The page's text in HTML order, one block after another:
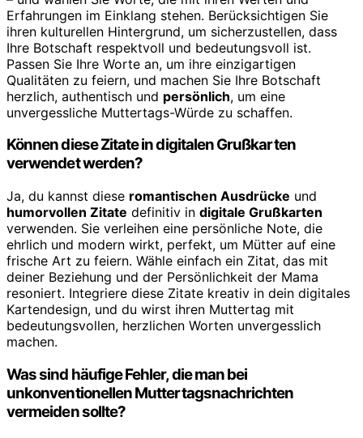
Erfahrungen im Einklang stehen. Berücksichtigen Sie
ihren kulturellen Hintergrund, um sicherzustellen, dass
Ihre Botschaft respektvoll und bedeutungsvoll ist.
Passen Sie Ihre Worte an, um ihre einzigartigen
Qualitäten zu feiern, und machen Sie Ihre Botschaft
herzlich, authentisch und persönlich, um eine
unvergessliche Muttertags-Würde zu schaffen.
Können diese Zitate in digitalen Grußkarten
verwendet werden?
Ja, du kannst diese romantischen Ausdrücke und
humorvollen Zitate definitiv in digitale Grußkarten
verwenden. Sie verleihen eine persönliche Note, die
ehrlich und modern wirkt, perfekt, um Mütter auf eine
frische Art zu feiern. Wähle einfach ein Zitat, das mit
deiner Beziehung und der Persönlichkeit der Mama
resoniert. Integriere diese Zitate kreativ in dein digitales
Kartendesign, und du wirst ihren Muttertag mit
bedeutungsvollen, herzlichen Worten unvergesslich
machen.
Was sind häufige Fehler, die man bei
unkonventionellen Muttertagsnachrichten
vermeiden sollte?